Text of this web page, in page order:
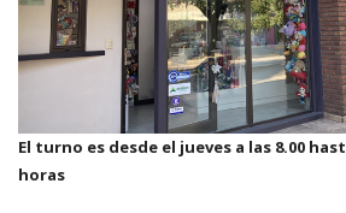
El turno es desde el jueves a las 8.00
horas